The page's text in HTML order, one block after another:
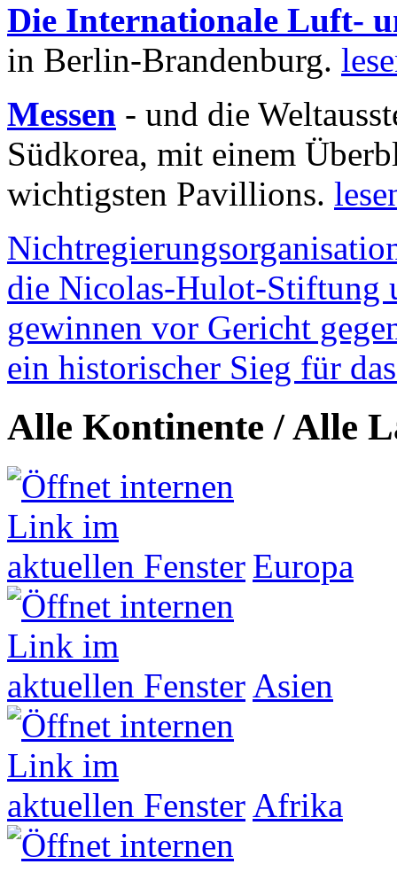
Die Internationale Luft-
in Berlin-Brandenburg.
Messen - und die
Südkorea, mit einem
wichtigsten Pavillions.
die Nicolas-Hulot-Stiftung
gewinnen vor Gericht
ein historischer Sieg für
Alle Kontinente / Alle
Europa
Asien
Afrika